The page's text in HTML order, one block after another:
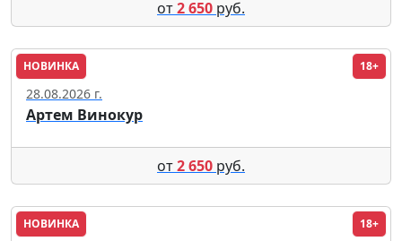
от2 650 руб.
НОВИНКА 18+
Москва
28.08.2026 г.
Артем Винокур
от2 650 руб.
НОВИНКА 18+
Томск